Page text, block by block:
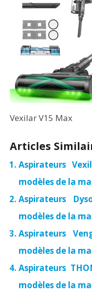
Vexilar V15 Max
Articles
Aspirateurs
modèles de la
Aspirateurs
modèles de la
Aspirateurs
modèles de la
Aspirateurs
modèles de la